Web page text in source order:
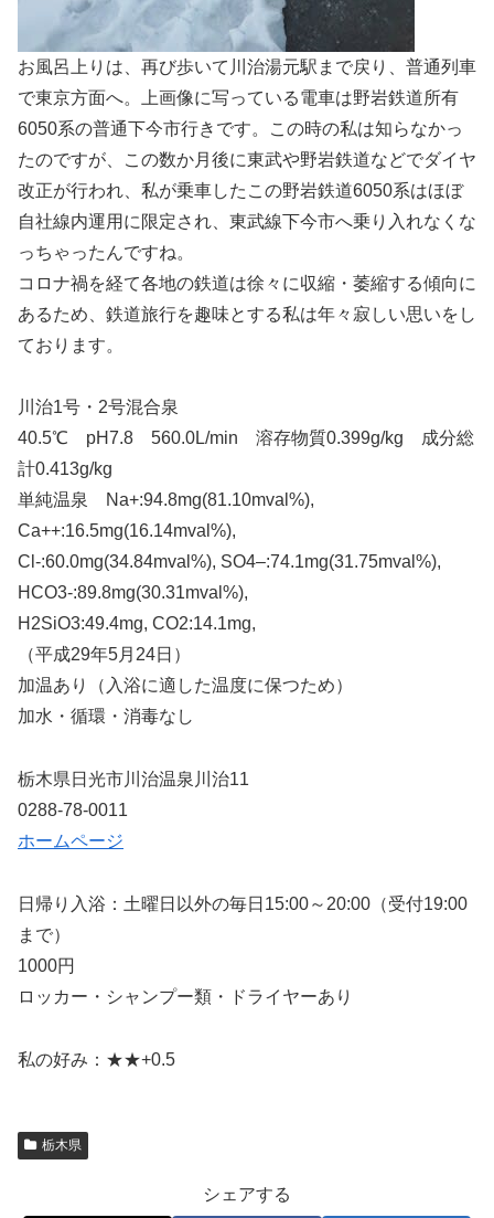
お風呂上りは、再び歩いて川治湯元駅まで戻り、普通列車
で東京方面へ。上画像に写っている電車は野岩鉄道所有
6050系の普通下今市行きです。この時の私は知らなかっ
たのですが、この数か月後に東武や野岩鉄道などでダイヤ
改正が行われ、私が乗車したこの野岩鉄道6050系はほぼ
自社線内運用に限定され、東武線下今市へ乗り入れなくな
っちゃったんですね。
コロナ禍を経て各地の鉄道は徐々に収縮・萎縮する傾向に
あるため、鉄道旅行を趣味とする私は年々寂しい思いをし
ております。
川治1号・2号混合泉
40.5℃ pH7.8 560.0L/min 溶存物質0.399g/kg 成分総
計0.413g/kg
単純温泉 Na+:94.8mg(81.10mval%),
Ca++:16.5mg(16.14mval%),
Cl-:60.0mg(34.84mval%), SO4–:74.1mg(31.75mval%),
HCO3-:89.8mg(30.31mval%),
H2SiO3:49.4mg, CO2:14.1mg,
（平成29年5月24日）
加温あり（入浴に適した温度に保つため）
加水・循環・消毒なし
栃木県日光市川治温泉川治11
0288-78-0011
ホームページ
日帰り入浴：土曜日以外の毎日15:00～20:00（受付19:00
まで）
1000円
ロッカー・シャンプー類・ドライヤーあり
私の好み：★★+0.5
栃木県
シェアする